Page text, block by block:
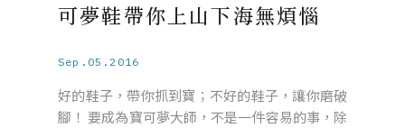
可夢鞋帶你上山下海無煩惱
Sep.05.2016
好的鞋子，帶你抓到寶；不好的鞋子，讓你磨破
腳！ 要成為寶可夢大師，不是一件容易的事，除